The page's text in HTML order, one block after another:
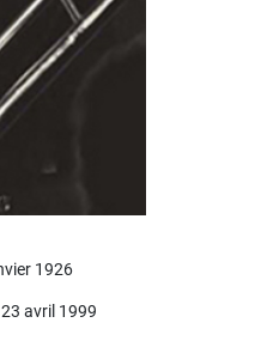
1926
avril 1999